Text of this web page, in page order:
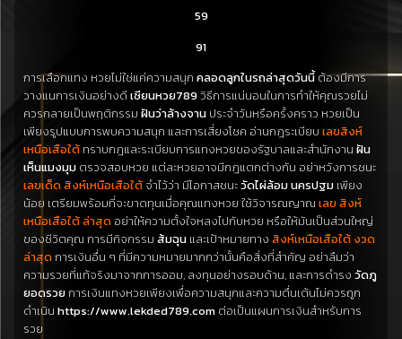
59
91
การเลือกแทง หวยไม่ใช่แค่ความสนุก คลอดลูกในรถล่าสุดวันนี้ ต้องมีการ
วางแนการเงินอย่างดี เซียนหวย789 วิธีการแน่นอนในการทำให้คุณรวยไม่
ควรกลายเป็นพฤติกรรม ฝันว่าล้างจาน ประจำวันหรือครั้งคราว หวยเป็น
เพียงรูปแบบการพบความสนุก และการเสี่ยงโชค อ่านกฎระเบียบ เลขสิงห์
เหนือเสือใต้ ทราบกฎและระเบียบการแทงหวยของรัฐบาลและสำนักงาน ฝัน
เห็นแมงมุม ตรวจสอบหวย แต่ละหวยอาจมีกฎแตกต่างกัน อย่าหวังการชนะ
เลขเด็ด สิงห์เหนือเสือใต้ จำไว้ว่า มีโอกาสชนะวัดไผ่ล้อม นครปฐม เพียง
น้อย เตรียมพร้อมที่จะขาดทุนเมื่อคุณแทงหวย ใช้วิจารณญาณ เลข สิงห์
เหนือเสือใต้ ล่าสุด อย่าให้ความตั้งใจหลงไปกับหวย หรือให้มันเป็นส่วนใหญ่
ของชีวิตคุณ การมีกิจกรรม ส้มฉุน และเป้าหมายทาง สิงห์เหนือเสือใต้ งวด
ล่าสุดการเงินอื่น ๆ ที่มีความหมายมากกว่านั้นคือสิ่งที่สำคัญ อย่าลืมว่า
ความรวยที่แท้จริงมาจากการออม, ลงทุนอย่างรอบด้าน, และการดำรง วัดภู
ยอดรวยการเงินแทงหวยเพียงเพื่อความสนุกและความตื่นเต้นไม่ควรถูก
ดำเนิน https://www.lekded789.com ต่อเป็นแผนการเงินสำหรับการ
รวย